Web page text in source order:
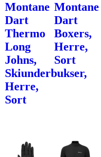
Montane
Dart
Thermo
Long
Johns,
Skiunderbukser,
Herre,
Sort
Montane
Dart
Boxers,
Herre,
Sort